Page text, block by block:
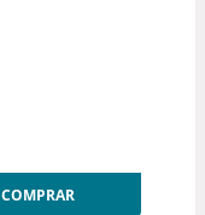
COMPRAR